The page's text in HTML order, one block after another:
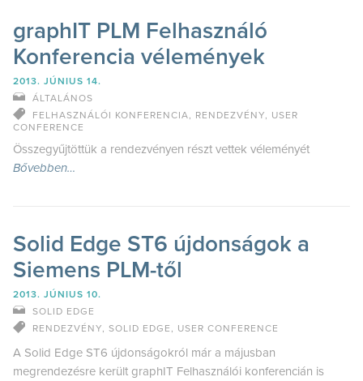
graphIT PLM Felhasználó
Konferencia vélemények
2013. JÚNIUS 14.
ÁLTALÁNOS
FELHASZNÁLÓI KONFERENCIA, RENDEZVÉNY, USER
CONFERENCE
Összegyűjtöttük a rendezvényen részt vettek véleményét
Bővebben…
Solid Edge ST6 újdonságok a
Siemens PLM-től
2013. JÚNIUS 10.
SOLID EDGE
RENDEZVÉNY, SOLID EDGE , USER CONFERENCE
A Solid Edge ST6 újdonságokról már a májusban
megrendezésre került graphIT Felhasználói konferencián is